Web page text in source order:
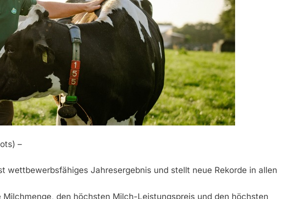
–
wettbewerbsfähiges Jahresergebnis und stellt neue Rekorde in allen
den höchsten Milch-Leistungspreis und den höchsten